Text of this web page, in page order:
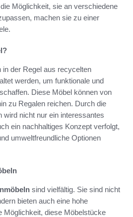
Möglichkeit, sie an verschiedene
machen sie zu einer
in der Regel aus recycelten
werden, um funktionale und
Diese Möbel können von
zu Regalen reichen. Durch die
wird nicht nur ein interessantes
ein nachhaltiges Konzept verfolgt,
umweltfreundliche Optionen
sind vielfältig. Sie sind nicht
bieten auch eine hohe
Möglichkeit, diese Möbelstücke